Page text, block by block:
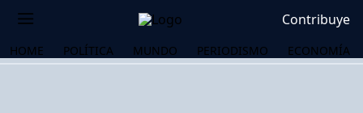
Contribuye
HOME POLÍTICA MUNDO PERIODISMO ECONOMÍA